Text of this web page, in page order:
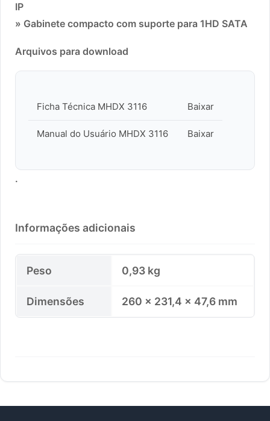
IP
» Gabinete compacto com suporte para 1HD SATA
Arquivos para download
Ficha Técnica MHDX 3116 Baixar
Manual do Usuário MHDX 3116 Baixar
.
Informações adicionais
Peso 0,93 kg
Dimensões 260 × 231,4 × 47,6 mm